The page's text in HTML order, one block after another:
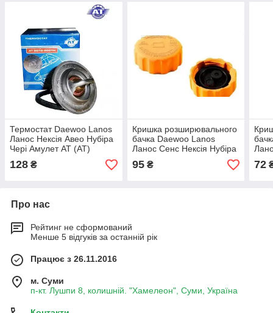
Термостат Daewoo Lanos
Ланос Нексія Авео Нубіра
Чері Амулет AT (АТ)
128 ₴
Кришка розширювального
бачка Daewoo Lanos
Ланос Сенс Нексія Нубіра
Авео Лачеті FSO
95₴ 72
Про нас
Рейтинг не сформований
Менше 5 відгуків за останній рік
Працює з 26.11.2016
м. Суми
п-кт. Лушпи 8, колишній. "Хамелеон", Суми, Україна